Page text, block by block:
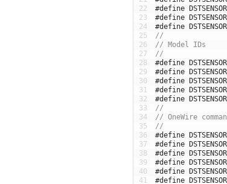
22
23
24
25
26
27
28
29
30
31
32
33
34
35
36
37
38
39
40
41
#define
#define
#define
//
// Model IDs
//
#define
#define
#define
#define
#define
//
// OneWire
//
#define
#define
#define
#define
#define
#define